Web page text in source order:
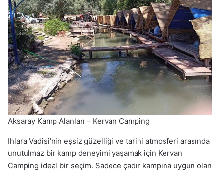
Aksaray Kamp Alanları – Kervan Camping
Ihlara Vadisi’nin eşsiz güzelliği ve tarihi atmosferi arasında
unutulmaz bir kamp deneyimi yaşamak için Kervan
Camping ideal bir seçim. Sadece çadır kampına uygun olan